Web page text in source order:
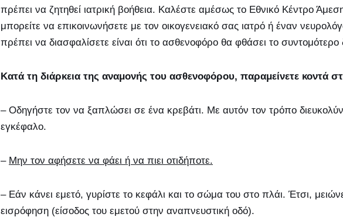
πρέπει να ζητηθεί ιατρική βοήθεια. Καλέστε αμέσως το Εθνικό Κέντρο
μπορείτε να επικοινωνήσετε με τον οικογενειακό σας ιατρό ή έναν
πρέπει να διασφαλίσετε είναι ότι το ασθενοφόρο θα φθάσει το
Κατά τη διάρκεια της αναμονής του ασθενοφόρου, παραμείνετε κοντά
– Οδηγήστε τον να ξαπλώσει σε ένα κρεβάτι. Με αυτόν τον τρόπο
εγκέφαλο.
– Μην τον αφήσετε να φάει ή να πιει οτιδήποτε.
– Εάν κάνει εμετό, γυρίστε το κεφάλι και το σώμα του στο πλάι. Έτσι,
εισρόφηση (είσοδος του εμετού στην αναπνευστική οδό).